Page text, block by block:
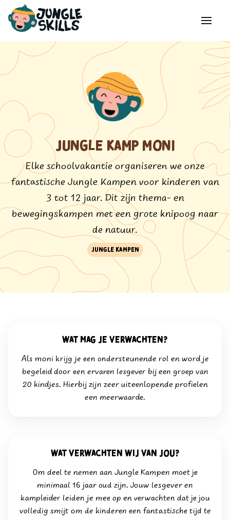
Jungle kamp moni
Elke schoolvakantie organiseren we onze
fantastische Jungle Kampen voor kinderen van
3 tot 12 jaar. Dit zijn thema- en
bewegingskampen met een grote knipoog naar
de natuur.
Jungle kampen
Wat mag je verwachten?
Als moni krijg je een ondersteunende rol en word je
begeleid door een ervaren lesgever bij een groep van
20 kindjes. Hierbij zijn zeer uiteenlopende profielen
een meerwaarde.
wat verwachten wij van jou?
Om deel te nemen aan Jungle Kampen moet je
minimaal 16 jaar oud zijn. Jouw lesgever en
kampleider leiden je mee op en verwachten dat je jou
volledig smijt om de kinderen een fantastische tijd te